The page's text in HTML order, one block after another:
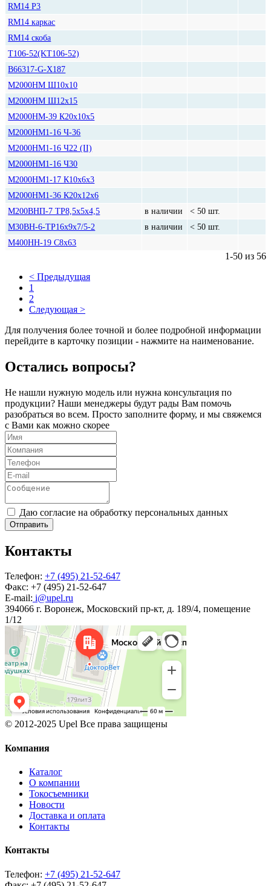
RM14 P3
RM14 каркас
RM14 скоба
T106-52(KT106-52)
В66317-G-X187
М2000НМ Ш10х10
М2000НМ Ш12х15
М2000НМ-39 К20х10х5
М2000НМ1-16 Ч-36
М2000НМ1-16 Ч22 (II)
М2000НМ1-16 Ч30
М2000НМ1-17 К10х6х3
М2000НМ1-36 К20х12х6
М200ВНП-7 ТР8,5х5х4,5
в наличии
< 50 шт.
М30ВН-6-ТР16х9х7/5-2
в наличии
< 50 шт.
М400НН-19 С8х63
1-50 из 56
< Предыдущая
1
2
Следующая >
Для получения более точной и более подробной информации
перейдите в карточку позиции - нажмите на наименование.
Остались вопросы?
Не нашли нужную модель или нужна консультация по
продукции? Наши менеджеры будут рады Вам помочь
разобраться во всем. Просто заполните форму, и мы свяжемся
с Вами как можно скорее
Даю согласие на обработку персональных данных
Отправить
Контакты
Телефон: +7 (495) 21-52-647
Факс: +7 (495) 21-52-647
E-mail: i@upel.ru
394066 г. Воронеж, Московский пр-кт, д. 189/4, помещение
1/12
© 2012-2025 Upel Все права защищены
Компания
Каталог
О компании
Токосъемники
Новости
Доставка и оплата
Контакты
Контакты
Телефон: +7 (495) 21-52-647